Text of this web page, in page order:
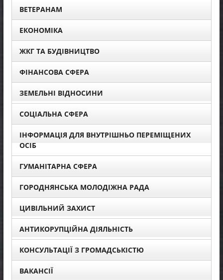
ВЕТЕРАНАМ
ЕКОНОМІКА
ЖКГ ТА БУДІВНИЦТВО
ФІНАНСОВА СФЕРА
ЗЕМЕЛЬНІ ВІДНОСИНИ
СОЦІАЛЬНА СФЕРА
ІНФОРМАЦІЯ ДЛЯ ВНУТРІШНЬО ПЕРЕМІЩЕНИХ
ОСІБ
ГУМАНІТАРНА СФЕРА
ГОРОДНЯНСЬКА МОЛОДІЖНА РАДА
ЦИВІЛЬНИЙ ЗАХИСТ
АНТИКОРУПЦІЙНА ДІЯЛЬНІСТЬ
КОНСУЛЬТАЦІЇ З ГРОМАДСЬКІСТЮ
ВАКАНСІЇ